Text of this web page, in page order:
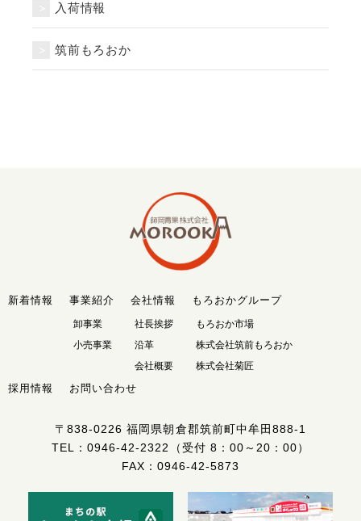
入荷情報
筑前もろおか
新着情報 事業紹介
卸事業
小売事業
会社情報
社長挨拶
沿革
会社概要
もろおかグループ
もろおか市場
株式会社筑前もろおか
株式会社菊匠
採用情報 お問い合わせ
〒838-0226福岡県朝倉郡筑前町中牟田888-1
TEL： 0946-42-2322
（受付 8：00～20：00）
FAX：0946-42-5873